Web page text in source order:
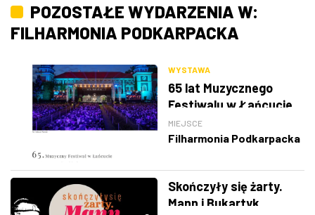
POZOSTAŁE WYDARZENIA W:
FILHARMONIA PODKARPACKA
WYSTAWA
65 lat Muzycznego
Festiwalu w Łańcucie
MIEJSCE
Filharmonia Podkarpacka
Skończyły się żarty.
Mann i Bukartyk